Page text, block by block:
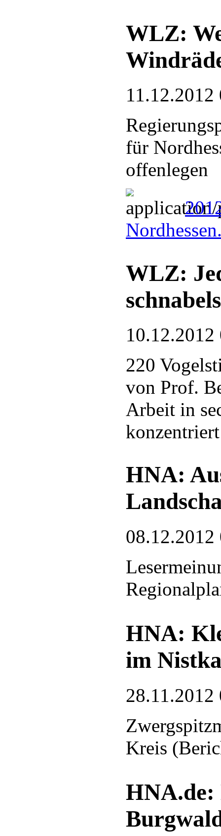
WLZ:
11.12.2012
für
offenlegen
WLZ:
10.12.2012
220
von Prof.
Arbeit in
konzentriert
HNA:
08.12.2012
HNA:
im
28.11.2012
Kreis
HNA.de: